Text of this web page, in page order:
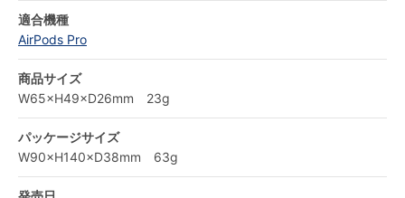
適合機種
AirPods Pro
商品サイズ
W65×H49×D26mm 23g
パッケージサイズ
W90×H140×D38mm 63g